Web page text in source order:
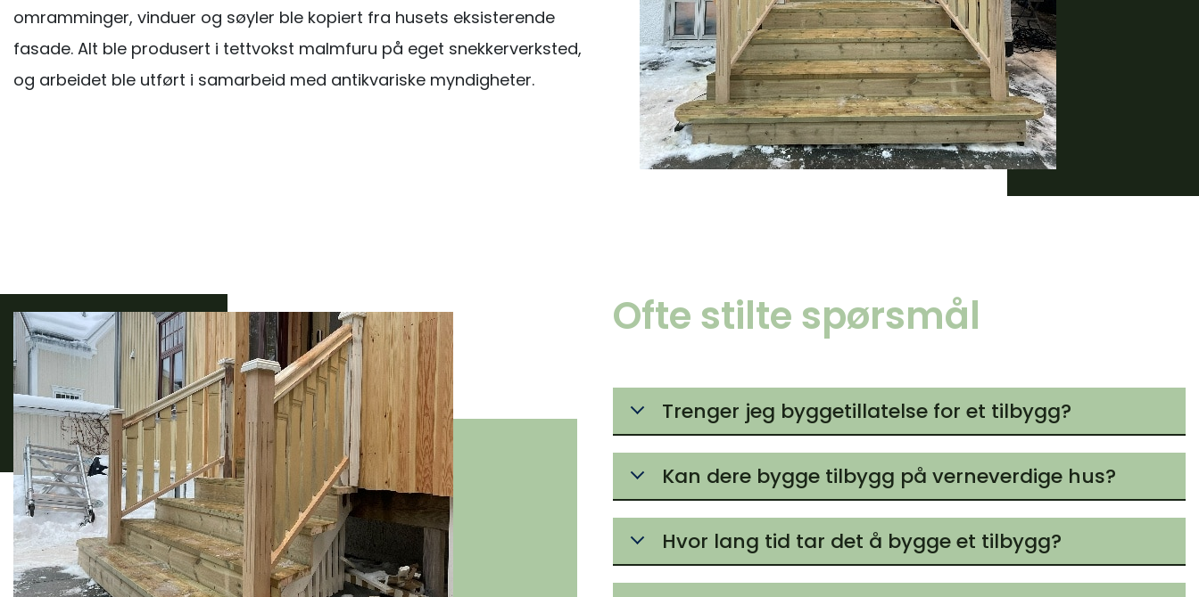
omramminger, vinduer og søyler ble kopiert fra husets eksisterende
fasade. Alt ble produsert i tettvokst malmfuru på eget snekkerverksted,
og arbeidet ble utført i samarbeid med antikvariske myndigheter.
Ofte stilte spørsmål
Trenger jeg byggetillatelse for et tilbygg?
Kan dere bygge tilbygg på verneverdige hus?
Hvor lang tid tar det å bygge et tilbygg?